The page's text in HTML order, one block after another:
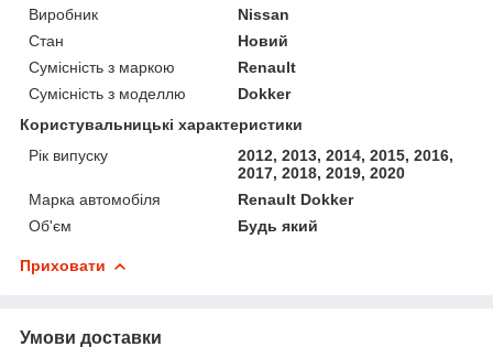
Виробник
Nissan
Стан
Новий
Сумісність з маркою
Renault
Сумісність з моделлю
Dokker
Користувальницькі характеристики
Рік випуску
2012, 2013, 2014, 2015, 2016,
2017, 2018, 2019, 2020
Марка автомобіля
Renault Dokker
Об'єм
Будь який
Приховати
Умови доставки